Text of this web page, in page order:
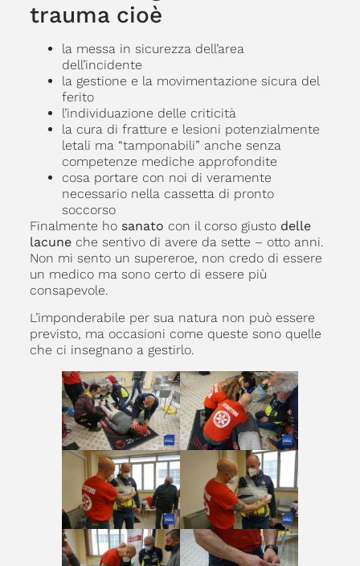
trauma cioè
la messa in sicurezza dell’area
dell’incidente
la gestione e la movimentazione sicura del
ferito
l’individuazione delle criticità
la cura di fratture e lesioni potenzialmente
letali ma “tamponabili” anche senza
competenze mediche approfondite
cosa portare con noi di veramente
necessario nella cassetta di pronto
soccorso
Finalmente ho sanato con il corso giusto delle
lacune che sentivo di avere da sette – otto anni.
Non mi sento un supereroe, non credo di essere
un medico ma sono certo di essere più
consapevole.
L’imponderabile per sua natura non può essere
previsto, ma occasioni come queste sono quelle
che ci insegnano a gestirlo.